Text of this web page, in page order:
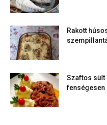
Rakott
Szaftos sült
fenségesen